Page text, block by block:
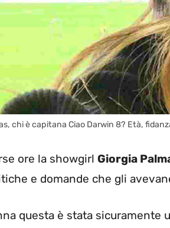
chi è capitana Ciao Darwin 8? Età,
ore la showgirl Giorgia
e domande che gli
questa è stata sicuramente